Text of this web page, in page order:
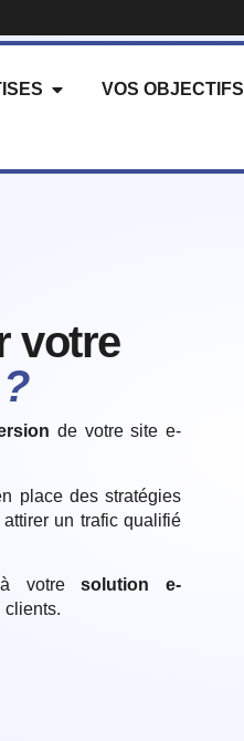
VOS OBJECTIFS
votre
de votre site e-
place des stratégies
un trafic qualifié
à votresolution e-
clients.